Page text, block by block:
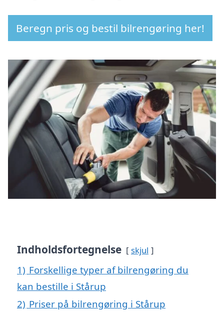
Beregn pris og bestil bilrengøring her!
Indholdsfortegnelse skjul
1) Forskellige typer af bilrengøring du
kan bestille i Stårup
2) Priser på bilrengøring i Stårup